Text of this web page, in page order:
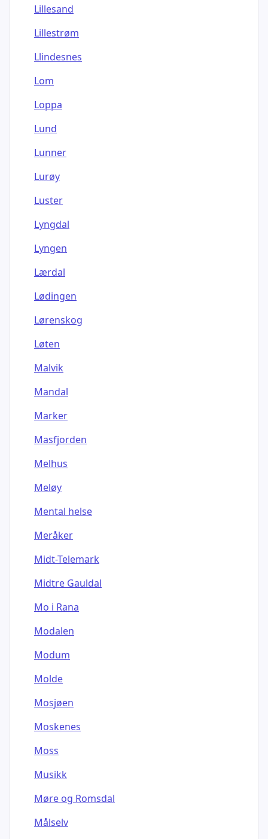
Lillesand
Lillestrøm
Llindesnes
Lom
Loppa
Lund
Lunner
Lurøy
Luster
Lyngdal
Lyngen
Lærdal
Lødingen
Lørenskog
Løten
Malvik
Mandal
Marker
Masfjorden
Melhus
Meløy
Mental helse
Meråker
Midt-Telemark
Midtre Gauldal
Mo i Rana
Modalen
Modum
Molde
Mosjøen
Moskenes
Moss
Musikk
Møre og Romsdal
Målselv